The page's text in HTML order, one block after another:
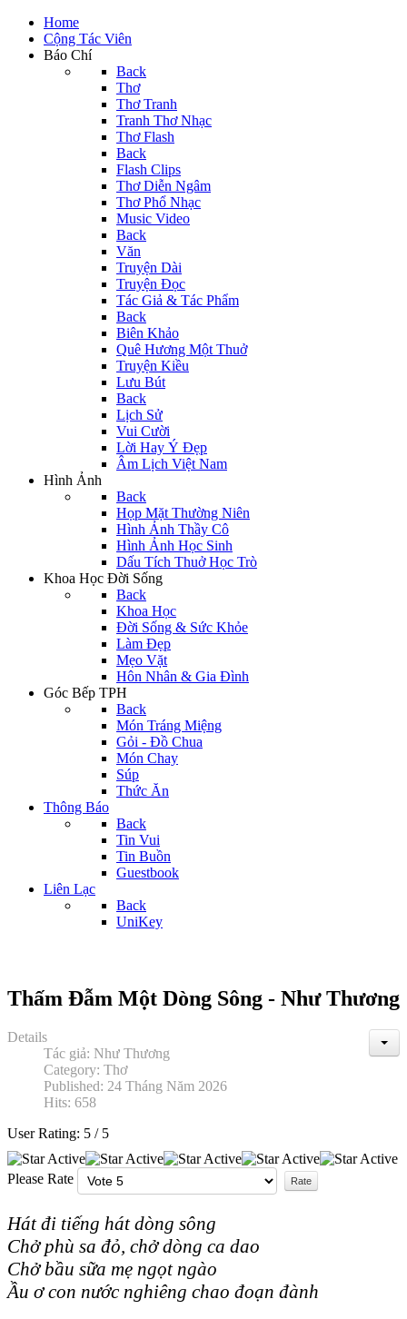
Home
Cộng Tác Viên
Báo Chí
Back
Thơ
Thơ Tranh
Tranh Thơ Nhạc
Thơ Flash
Back
Flash Clips
Thơ Diễn Ngâm
Thơ Phổ Nhạc
Music Video
Back
Văn
Truyện Dài
Truyện Đọc
Tác Giả & Tác Phẩm
Back
Biên Khảo
Quê Hương Một Thuở
Truyện Kiều
Lưu Bút
Back
Lịch Sử
Vui Cười
Lời Hay Ý Đẹp
Âm Lịch Việt Nam
Hình Ảnh
Back
Họp Mặt Thường Niên
Hình Ảnh Thầy Cô
Hình Ảnh Học Sinh
Dấu Tích Thuở Học Trò
Khoa Học Đời Sống
Back
Khoa Học
Đời Sống & Sức Khỏe
Làm Đẹp
Mẹo Vặt
Hôn Nhân & Gia Đình
Góc Bếp TPH
Back
Món Tráng Miệng
Gỏi - Đồ Chua
Món Chay
Súp
Thức Ăn
Thông Báo
Back
Tin Vui
Tin Buồn
Guestbook
Liên Lạc
Back
UniKey
Thấm Đẫm Một Dòng Sông - Như Thương
Details
Tác giả: Như Thương
Category: Thơ
Published: 24 Tháng Năm 2026
Hits: 658
User Rating: 5 / 5
Please Rate
Hát đi tiếng hát dòng sông
Chở phù sa đỏ, chở dòng ca dao
Chở bầu sữa mẹ ngọt ngào
Ầu ơ con nước nghiêng chao đoạn đành